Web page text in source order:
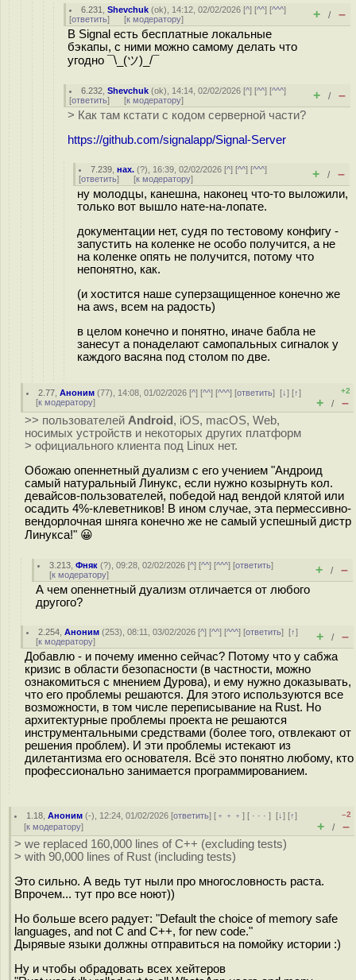
6.231 ,Shevchuk (ok), 14:12, 02/02/2026 [^] [^^] [^^^]
[ответить] [к модератору] + / –
В Signal есть бесплатные локальные
бэкапы, с ними можно самому делать что
угодно ¯\_(ツ)_/¯
6.232 ,Shevchuk (ok), 14:14, 02/02/2026 [^] [^^] [^^^]
[ответить] [к модератору] + / –
> Как там кстати с кодом серверной части?
https://github.com/signalapp/Signal-Server
7.239 ,нах. (?), 16:39, 02/02/2026 [^] [^^] [^^^]
[ответить] [к модератору] + / –
ну молодцы, канешна, наконец что-то выложили,
только вот вышло нате-на-лопате.
документации нет, судя по тестовому конфигу -
запустить на коленке не особо получится, а не
на коленке опять не получится, потому что
непонятно, как.
(и хостится наше суперзащищенное конечно же
на aws, всем на радость)
в целом конечно и понятно, иначе бабла не
занесут а понаделают самопальных сигналок у
каждого васяна под столом по две.
2.77 ,Аноним (77), 14:08, 01/02/2026 [^] [^^] [^^^] [ответить][↓] [↑]
[к модератору]
+2
+ / –
>> пользователей Android , iOS, macOS, Web,
носимых устройств и некоторых других платформ
> официального клиента под Linux нет.
Обожаю опеннетный дуализм с его учением "Андроид
самый натуральный Линукс, если нужно козырнуть кол.
девайсов-пользователей, победой над вендой клятой или
осадить 4%-клеветников! В ином случае, эта пермессивно-
вендорлочная шняга конечно же не самый успешный дистр
Линукса!" 😀
3.213 ,Фняк (?), 09:28, 02/02/2026 [^] [^^] [^^^] [ответить]
[к модератору] + / –
А чем опеннетный дуализм отличается от любого
другого?
2.254 ,Аноним (253), 08:11, 03/02/2026 [^] [^^] [^^^] [ответить][↑]
[к модератору] + / –
Добавлю - и почему именно сейчас? Потому что у сабжа
кризис в области безопасности (в частности, можно
ознакомиться с мнением Дурова), и ему нужно доказывать,
что его проблемы решаются. Для этого используются все
возможности, в том числе переписывание на Rust. Но
архитектурные проблемы проекта не решаются
инструментальными средствами (более того, отвлекают от
решения проблем). И эти проблемы истекают из
дилетантизма его основателя. Всё это понятно любому, кто
профессионально занимается программированием.
1.18 ,Аноним (-), 12:24, 01/02/2026 [ответить] [ ﹢﹢﹢] [ · · ·][↓] [↑]
[к модератору]
–2
+ / –
> we replaced 160,000 lines of C++ (excluding tests)
> with 90,000 lines of Rust (including tests)
Это сильно. А ведь тут ныли про многословность раста.
Впрочем... тут про все ноют))
Но больше всего радует: "Default the choice of memory safe
languages, and not C and C++, for new code."
Дырявые языки должны отправиться на помойку истории :)
Ну и чтобы обрадовать всех хейтеров